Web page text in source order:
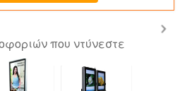
που ντύνεστε